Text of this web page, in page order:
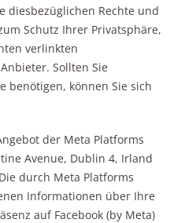
diesbezüglichen Rechte und
Schutz Ihrer Privatsphäre,
verlinkten
Sollten Sie
benötigen, können Sie sich
der Meta Platforms
Avenue, Dublin 4, Irland
durch Meta Platforms
Informationen über Ihre
auf Facebook (by Meta)